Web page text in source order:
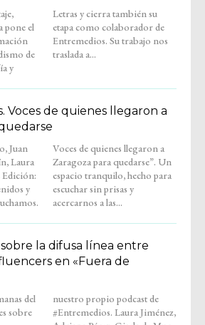
pone el
de
y
su
de
nos
traslada a...
Voces de quienes llegaron a
Juan
Laura
a
Un
acercarnos a las...
la difusa línea entre
en «Fuera de
del
sobre
de